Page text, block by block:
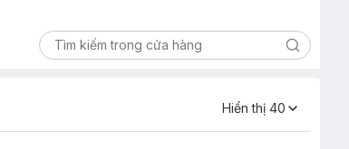
Search
Hiển thị 40